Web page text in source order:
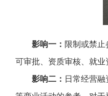
影响一： 限制或禁
可审批、资质审核、就
影响二： 日常经营